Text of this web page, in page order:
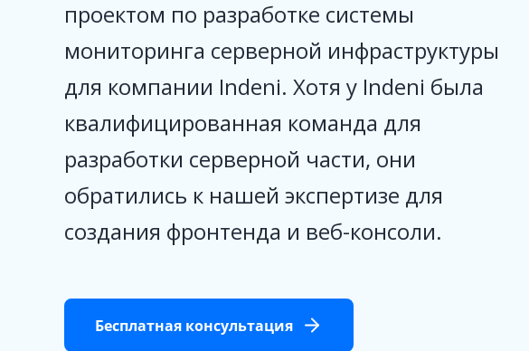
проектом по разработке системы
мониторинга серверной инфраструктуры
для компании Indeni. Хотя у Indeni была
квалифицированная команда для
разработки серверной части, они
обратились к нашей экспертизе для
создания фронтенда и веб-консоли.
Бесплатная консультация